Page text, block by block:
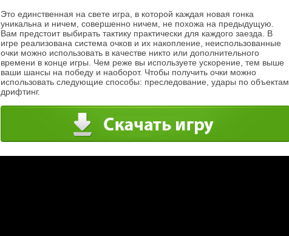
Это единственная на свете игра, в которой каждая новая гонка
уникальна и ничем, совершенно ничем, не похожа на предыдущую.
Вам предстоит выбирать тактику практически для каждого заезда. В
игре реализована система очков и их накопление, неиспользованные
очки можно использовать в качестве никто или дополнительного
времени в конце игры. Чем реже вы используете ускорение, тем выше
ваши шансы на победу и наоборот. Чтобы получить очки можно
использовать следующие способы: преследование, удары по объектам,
дрифтинг.